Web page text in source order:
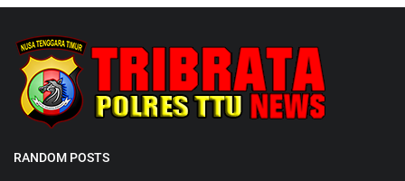
RANDOM POSTS